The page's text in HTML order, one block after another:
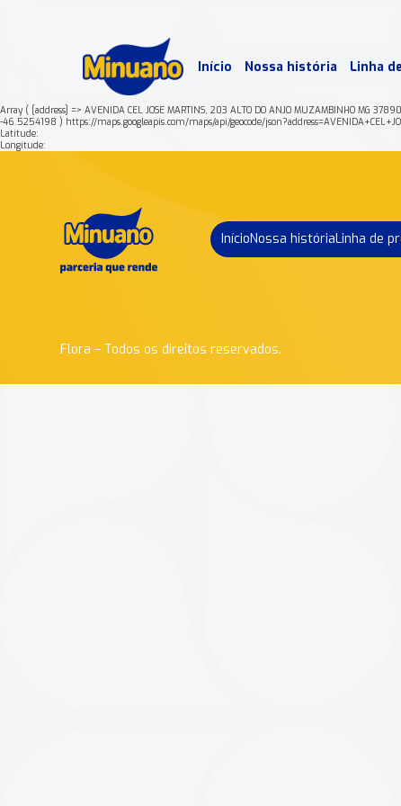
Início Nossa história Linha
Array ( [address] => AVENIDA CEL JOSE MARTINS, 203 ALTO DO ANJO MUZAMBINHO MG
-46.5254198 ) https://maps.googleapis.com/maps/api/geocode/
Latitude:
Longitude:
InícioNossa históriaLinha de
Flora – Todos os direitos reservados.